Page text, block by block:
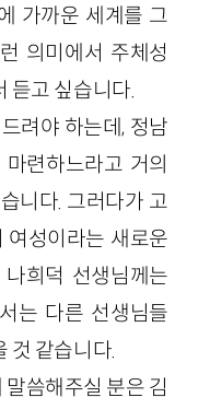
가까운 세계를 그
의미에서 주체성
듣고 싶습니다.
려야 하는데, 정남
련하느라고 거의
니다. 그러다가 고
여성이라는 새로운
희덕 선생님께는
는 다른 선생님들
것 같습니다.
씀해주실 분은 김